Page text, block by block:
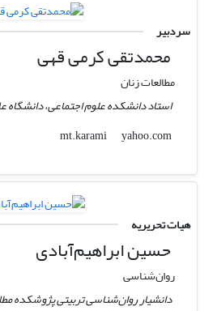
سردبیر
محمدتقی کرمی قهی
مطالعات زنان
استاد دانشکده علوم اجتماعی، دانشگاه
mt.karami
yahoo.com
هیات تحریریه
حسین ابراهیم‌آبادی
روان‌شناسی
دانشیار روان‌شناسی تربیتی پژوشکده